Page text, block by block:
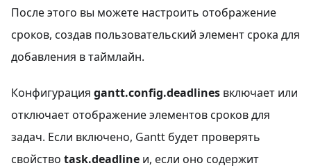
После этого вы можете настроить отображение
сроков, создав пользовательский элемент срока для
добавления в таймлайн.
Конфигурация gantt.config.deadlines включает или
отключает отображение элементов сроков для
задач. Если включено, Gantt будет проверять
свойство task.deadline и, если оно содержит